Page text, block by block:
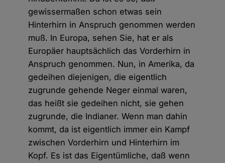
gewissermaßen schon etwas sein
Hinterhirn in Anspruch genommen werden
muß. In Europa, sehen Sie, hat er als
Europäer hauptsächlich das Vorderhirn in
Anspruch genommen. Nun, in Amerika, da
gedeihen diejenigen, die eigentlich
zugrunde gehende Neger einmal waren,
das heißt sie gedeihen nicht, sie gehen
zugrunde, die Indianer. Wenn man dahin
kommt, da ist eigentlich immer ein Kampf
zwischen Vorderhirn und Hinterhirn im
Kopf. Es ist das Eigentümliche, daß wenn